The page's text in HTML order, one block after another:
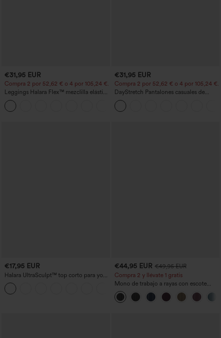
€31,95 EUR
Compra 2 por 52,62 € o 4 por 105,24 €.
Leggings Halara Flex™ mezclilla elástico
bolsillo lateral trasero tiro alto
€31,95 EUR
Compra 2 por 52,62 € o 4 por 105,24 €.
DayStretch Pantalones casuales de
cintura alta con pernera tipo barril y
bolsillos
€17,95 EUR
Halara UltraSculpt™ top corto para yoga
con tirantes dobles y espalda
descubierta retorcida
€44,95 EUR €49,95 EUR
Compra 2 y llévate 1 gratis
Mono de trabajo a rayas con escote
barco, sin mangas, lazo lateral, tacto
Cool Touch y bolsillos - Edición Easy
Peezy